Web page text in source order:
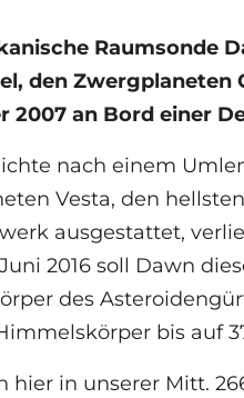
Raumsonde
den Zwergplaneten
2007 an Bord einer
nach einem
Vesta, den
ausgestattet,
2016 soll Dawn
des
bis auf
hier in unserer Mitt.